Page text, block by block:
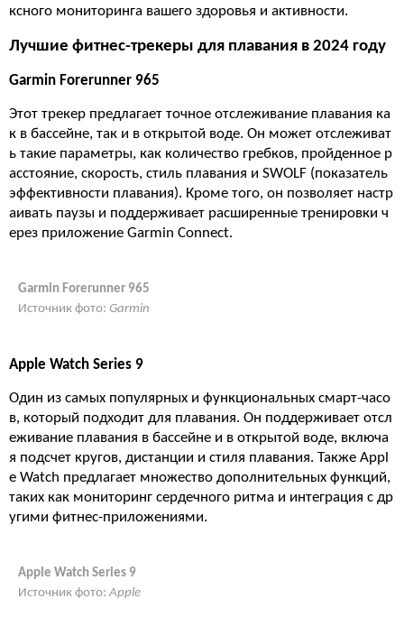
ксного мониторинга вашего здоровья и активности.
Лучшие фитнес-трекеры для плавания в 2024 году
Garmin Forerunner 965
Этот трекер предлагает точное отслеживание плавания ка
к в бассейне, так и в открытой воде. Он может отслеживат
ь такие параметры, как количество гребков, пройденное р
асстояние, скорость, стиль плавания и SWOLF (показатель
эффективности плавания). Кроме того, он позволяет настр
аивать паузы и поддерживает расширенные тренировки ч
ерез приложение Garmin Connect​.
Garmin Forerunner 965
Источник фото: Garmin
Apple Watch Series 9
Один из самых популярных и функциональных смарт-часо
в, который подходит для плавания. Он поддерживает отсл
еживание плавания в бассейне и в открытой воде, включа
я подсчет кругов, дистанции и стиля плавания. Также Appl
e Watch предлагает множество дополнительных функций,
таких как мониторинг сердечного ритма и интеграция с др
угими фитнес-приложениями.
Apple Watch Series 9
Источник фото: Apple